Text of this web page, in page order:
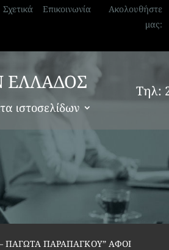
Σχετικά Επικοινωνία
Ακολουθήστε
μας:
ΕΛΛΑΔΟΣ
ιστοσελίδων
Τηλ:
– ΠΑΓΩΤΑ ΠΑΡΑΠΑΓΚΟΥ” ΑΦΟΙ